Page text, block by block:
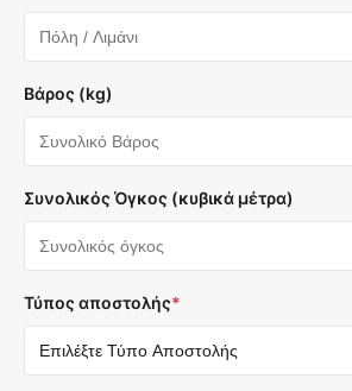
Βάρος (kg)
Συνολικός Όγκος (κυβικά μέτρα)
Τύπος αποστολής*